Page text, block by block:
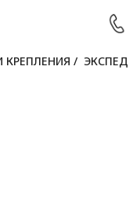
/